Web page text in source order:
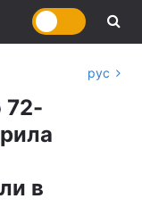
рус
72-
в